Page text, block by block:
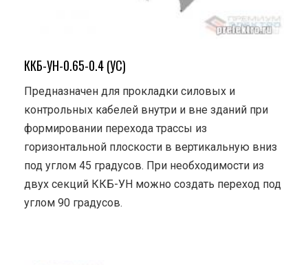
ККБ-УН-0.65-0.4 (УС)
Предназначен для прокладки силовых и
контрольных кабелей внутри и вне зданий при
формировании перехода трассы из
горизонтальной плоскости в вертикальную вниз
под углом 45 градусов. При необходимости из
двух секций ККБ-УН можно создать переход под
углом 90 градусов.